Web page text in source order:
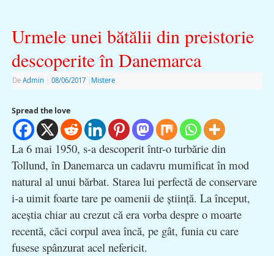
Urmele unei bătălii din preistorie
descoperite în Danemarca
De Admin 08/06/2017 Mistere
Spread the love
La 6 mai 1950, s-a descoperit într-o turbărie din
Tollund, în Danemarca un cadavru mumificat în mod
natural al unui bărbat. Starea lui perfectă de conservare
i-a uimit foarte tare pe oamenii de ştiinţă. La început,
aceştia chiar au crezut că era vorba despre o moarte
recentă, căci corpul avea încă, pe gât, funia cu care
fusese spânzurat acel nefericit.